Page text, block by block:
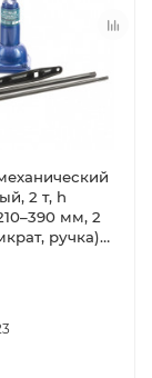
2 т, h
мм, 2
ручка)